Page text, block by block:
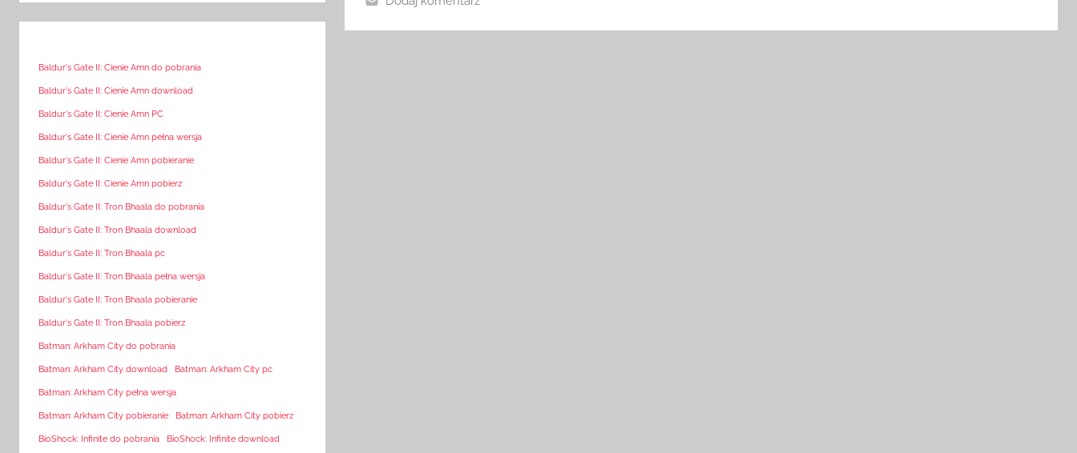
Baldur's Gate II: Cienie Amn do pobrania
Baldur's Gate II: Cienie Amn download
Baldur's Gate II: Cienie Amn PC
Baldur's Gate II: Cienie Amn pełna wersja
Baldur's Gate II: Cienie Amn pobieranie
Baldur's Gate II: Cienie Amn pobierz
Baldur's Gate II: Tron Bhaala do pobrania
Baldur's Gate II: Tron Bhaala download
Baldur's Gate II: Tron Bhaala pc
Baldur's Gate II: Tron Bhaala pełna wersja
Baldur's Gate II: Tron Bhaala pobieranie
Baldur's Gate II: Tron Bhaala pobierz
Batman: Arkham City do pobrania
Batman: Arkham City download Batman: Arkham City pc
Batman: Arkham City pełna wersja
Batman: Arkham City pobieranie Batman: Arkham City pobierz
BioShock: Infinite do pobrania BioShock: Infinite download